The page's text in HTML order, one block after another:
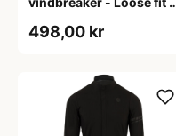
498,00 kr